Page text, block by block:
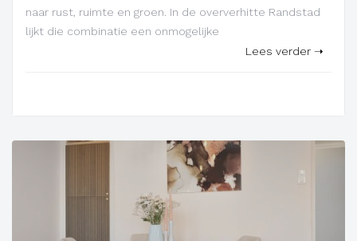
naar rust, ruimte en groen. In de oververhitte Randstad
lijkt die combinatie een onmogelijke
Lees verder ➝